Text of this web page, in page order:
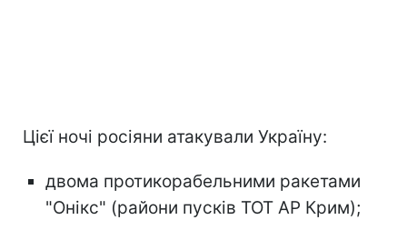
Цієї ночі росіяни атакували Україну:
двома протикорабельними ракетами
"Онікс" (райони пусків ТОТ АР Крим);